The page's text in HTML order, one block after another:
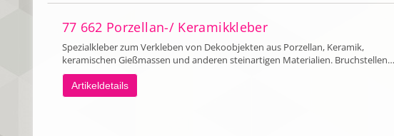
77 662 Porzellan-/ Keramikkleber
Spezialkleber zum Verkleben von Dekoobjekten aus Porzellan, Keramik,
keramischen Gießmassen und anderen steinartigen Materialien. Bruchstellen…
Artikeldetails